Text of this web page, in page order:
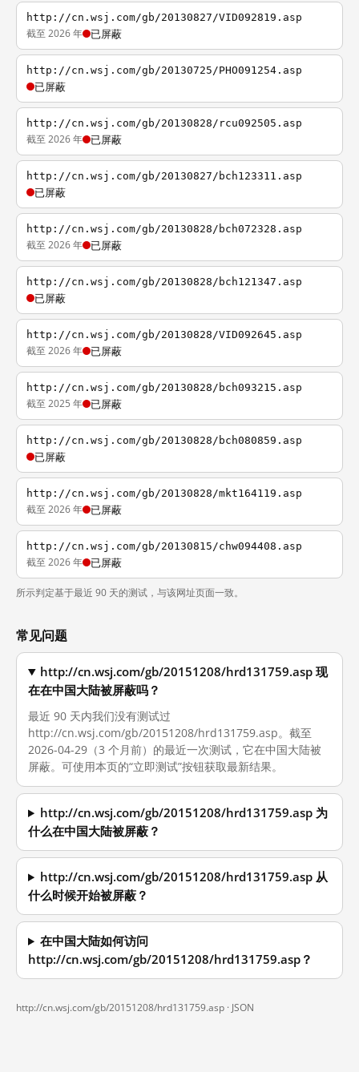
http://cn.wsj.com/gb/20130827/VID092819.asp
截至 2026 年 已屏蔽
http://cn.wsj.com/gb/20130725/PHO091254.asp
已屏蔽
http://cn.wsj.com/gb/20130828/rcu092505.asp
截至 2026 年 已屏蔽
http://cn.wsj.com/gb/20130827/bch123311.asp
已屏蔽
http://cn.wsj.com/gb/20130828/bch072328.asp
截至 2026 年 已屏蔽
http://cn.wsj.com/gb/20130828/bch121347.asp
已屏蔽
http://cn.wsj.com/gb/20130828/VID092645.asp
截至 2026 年 已屏蔽
http://cn.wsj.com/gb/20130828/bch093215.asp
截至 2025 年 已屏蔽
http://cn.wsj.com/gb/20130828/bch080859.asp
已屏蔽
http://cn.wsj.com/gb/20130828/mkt164119.asp
截至 2026 年 已屏蔽
http://cn.wsj.com/gb/20130815/chw094408.asp
截至 2026 年 已屏蔽
所示判定基于最近 90 天的测试，与该网址页面一致。
常见问题
http://cn.wsj.com/gb/20151208/hrd131759.asp 现
在在中国大陆被屏蔽吗？
最近 90 天内我们没有测试过
http://cn.wsj.com/gb/20151208/hrd131759.asp。截至
2026-04-29（3 个月前）的最近一次测试，它在中国大陆被
屏蔽。可使用本页的“立即测试”按钮获取最新结果。
http://cn.wsj.com/gb/20151208/hrd131759.asp 为
什么在中国大陆被屏蔽？
http://cn.wsj.com/gb/20151208/hrd131759.asp 从
什么时候开始被屏蔽？
在中国大陆如何访问
http://cn.wsj.com/gb/20151208/hrd131759.asp？
http://cn.wsj.com/gb/20151208/hrd131759.asp · JSON